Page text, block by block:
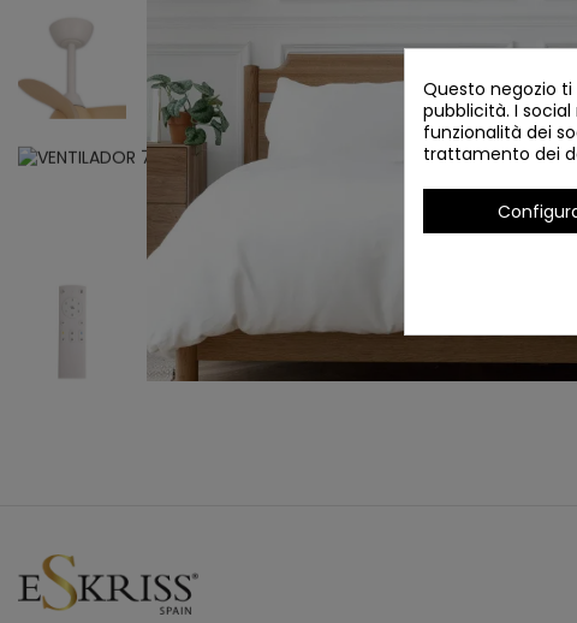
Questo negozio
pubblicità. I
funzionalità dei
trattamento dei